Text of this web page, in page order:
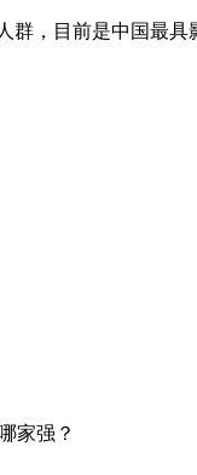
，目前是中国最
家强？